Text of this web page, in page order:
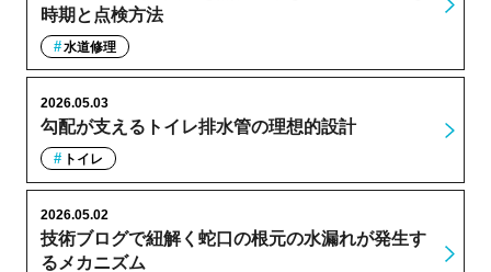
時期と点検方法
水道修理
勾配が支えるトイレ排水管の理想的設計
2026.05.03
トイレ
技術ブログで紐解く蛇口の根元の水漏れが発生す
るメカニズム
2026.05.02